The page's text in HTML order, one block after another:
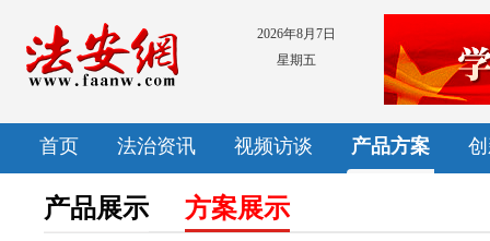
2026年8月7日
星期五
首页 法治资讯 视频访谈 产品方案
产品展示 方案展示